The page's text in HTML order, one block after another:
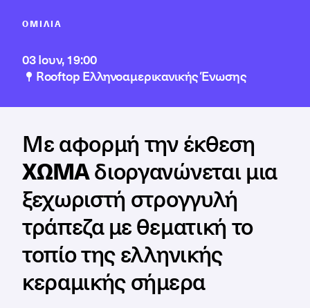
ΟΜΙΛΊΑ
03 Ιουν, 19:00
Rooftop Ελληνοαμερικανικής Ένωσης
Με αφορμή την έκθεση
ΧΩΜΑδιοργανώνεται μια
ξεχωριστή στρογγυλή
τράπεζα με θεματική το
τοπίο της ελληνικής
κεραμικής σήμερα